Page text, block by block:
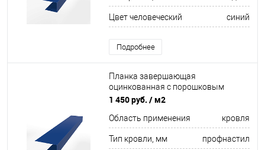
Цвет человеческий синий
Подробнее
Планка завершающая
оцинкованная с порошковым
покрытием 0,45мм ширина более
1 450 руб. / м2
Область применения кровля
Тип кровли, мм профнастил